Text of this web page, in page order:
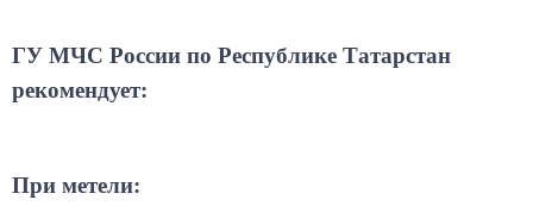
рекомендует: